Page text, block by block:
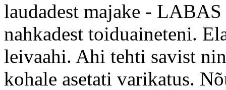
laudadest majake -
nahkadest toiduaineteni.
leivaahi. Ahi tehti savist
kohale asetati varikatus.